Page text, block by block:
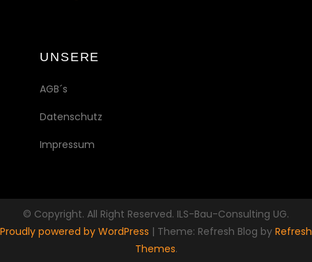
UNSERE
AGB´s
Datenschutz
Impressum
© Copyright. All Right Reserved. ILS-Bau-Consulting UG.
Proudly powered by WordPress | Theme: Refresh Blog by Refresh
Themes.